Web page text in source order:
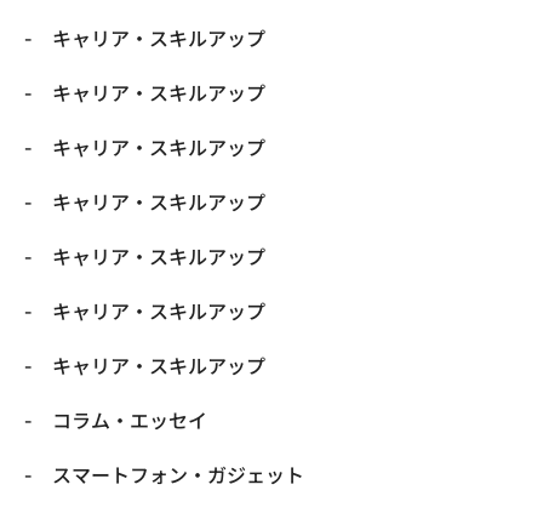
キャリア・スキルアップ
キャリア・スキルアップ
キャリア・スキルアップ
キャリア・スキルアップ
キャリア・スキルアップ
キャリア・スキルアップ
キャリア・スキルアップ
コラム・エッセイ
スマートフォン・ガジェット